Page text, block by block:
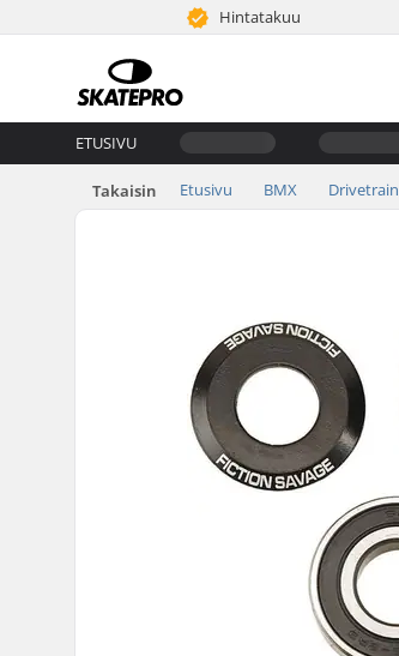
Hintatakuu
ETUSIVU
Takaisin Etusivu BMX Drivetrain